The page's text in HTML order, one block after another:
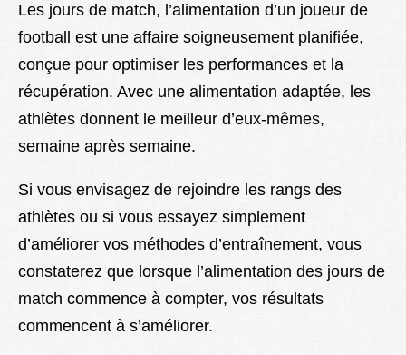
Les jours de match, l’alimentation d’un joueur de
football est une affaire soigneusement planifiée,
conçue pour optimiser les performances et la
récupération. Avec une alimentation adaptée, les
athlètes donnent le meilleur d’eux-mêmes,
semaine après semaine.
Si vous envisagez de rejoindre les rangs des
athlètes ou si vous essayez simplement
d’améliorer vos méthodes d’entraînement, vous
constaterez que lorsque l’alimentation des jours de
match commence à compter, vos résultats
commencent à s’améliorer.